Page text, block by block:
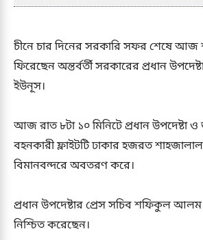
চীনে চার দিনের সরকারি সফর শেষে আজ
ফিরেছেন অন্তর্বর্তী সরকারের প্রধান
ইউনূস।
আজ রাত ৮টা ১০ মিনিটে প্রধান উপদেষ্টা
বহনকারী ফ্লাইটটি ঢাকার হজরত
বিমানবন্দরে অবতরণ করে।
প্রধান উপদেষ্টার প্রেস সচিব শফিকুল
নিশ্চিত করেছেন।